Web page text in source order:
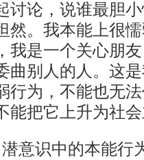
论，说谁最胆小
然。我本能上很
我是一个关心朋
曲别人的人。这
行为，不能也无
能把它上升为社
识中的本能行